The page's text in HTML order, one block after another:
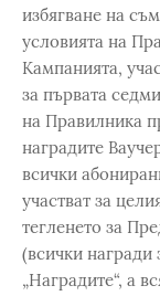
избягване на
условията на
Кампанията,
за първата
на Правилника
наградите
всички
участват за
тегленето за
(всички
„Наградите“, а